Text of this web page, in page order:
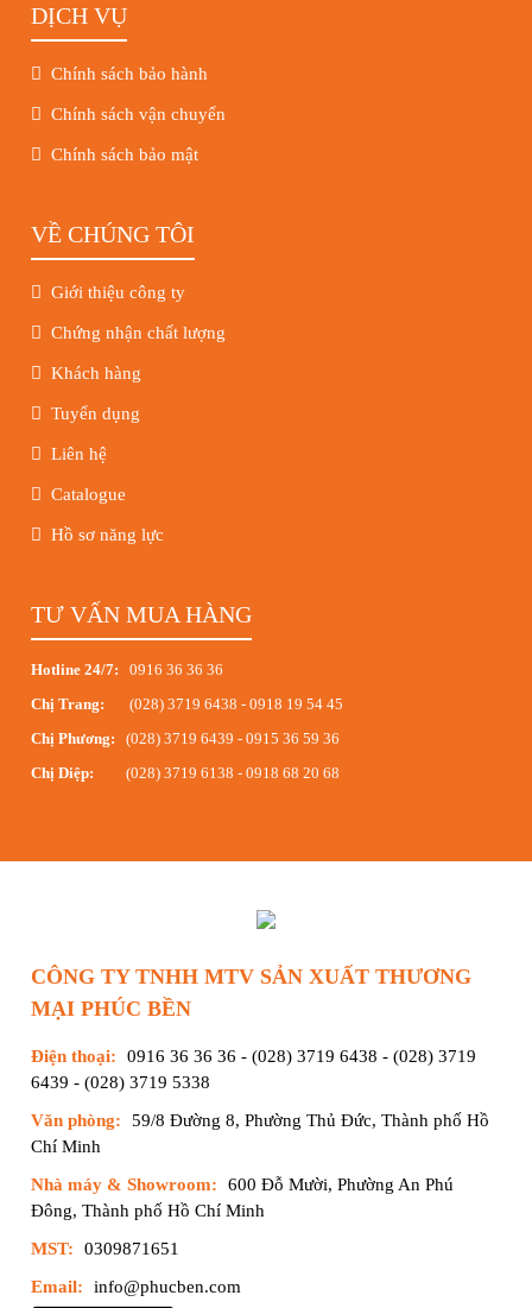
DỊCH VỤ
Chính sách bảo hành
Chính sách vận chuyển
Chính sách bảo mật
VỀ CHÚNG TÔI
Giới thiệu công ty
Chứng nhận chất lượng
Khách hàng
Tuyển dụng
Liên hệ
Catalogue
Hồ sơ năng lực
TƯ VẤN MUA HÀNG
Hotline 24/7:
0916 36 36 36
Chị Trang:
(028) 3719 6438 - 0918 19 54 45
Chị Phương:
(028) 3719 6439 - 0915 36 59 36
Chị Diệp:
(028) 3719 6138 - 0918 68 20 68
CÔNG TY TNHH MTV SẢN XUẤT THƯƠNG
MẠI PHÚC BỀN
Điện thoại: 0916 36 36 36 - (028) 3719 6438 - (028) 3719
6439 - (028) 3719 5338
Văn phòng:
59/8 Đường 8, Phường Thủ Đức, Thành phố Hồ
Chí Minh
Nhà máy & Showroom:
600 Đỗ Mười, Phường An Phú
Đông, Thành phố Hồ Chí Minh
MST:
0309871651
Email:
info@phucben.com